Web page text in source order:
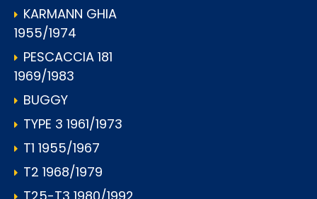
KARMANN GHIA
1955/1974
PESCACCIA 181
1969/1983
BUGGY
TYPE 3 1961/1973
T1 1955/1967
T2 1968/1979